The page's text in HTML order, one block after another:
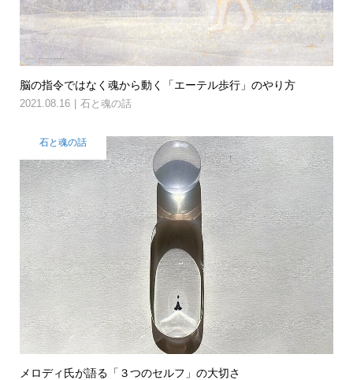
脳の指令ではなく魂から動く「エーテル歩行」のやり方
2021.08.16 石と魂の話
石と魂の話
メロディ氏が語る「３つのセルフ」の大切さ